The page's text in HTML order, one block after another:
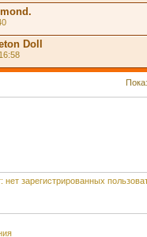
Doll
зарегистрированных